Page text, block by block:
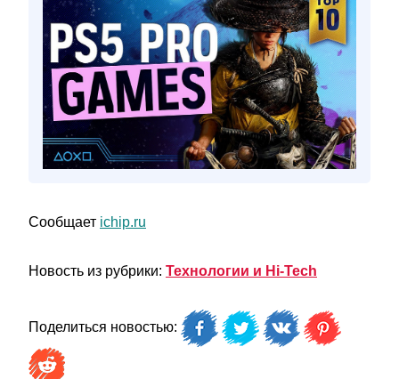
Сообщает ichip.ru
Новость из рубрики: Технологии и Hi-Tech
Поделиться новостью: